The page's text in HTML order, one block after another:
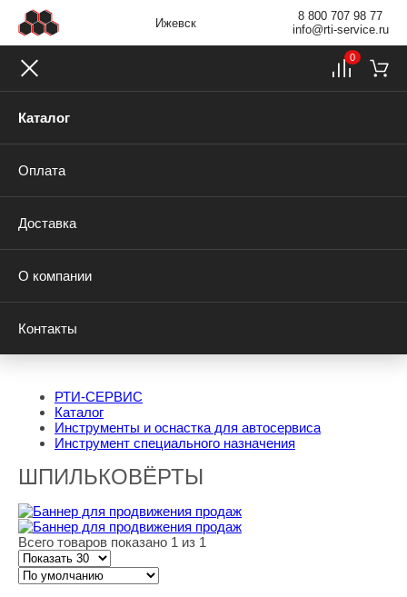
Ижевск
8 800 707 98 77
info@rti-service.ru
Каталог
Оплата
Доставка
О компании
Контакты
0
РТИ-СЕРВИС
Каталог
Инструменты и оснастка для автосервиса
Инструмент специального назначения
ШПИЛЬКОВЁРТЫ
Всего товаров показано 1 из 1